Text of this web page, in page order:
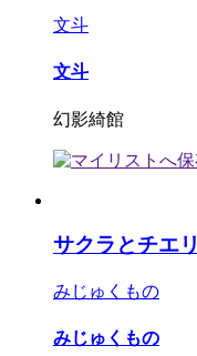
文斗
文斗
幻影綺館
サクラとチエリ
みじゅくもの
みじゅくもの